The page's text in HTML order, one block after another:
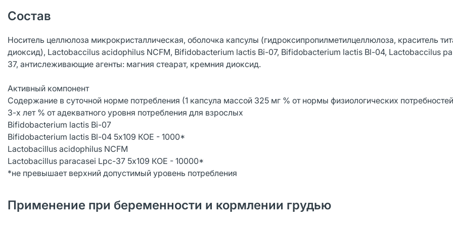
Состав
Носитель целлюлоза микрокристаллическая, оболочка капсулы (гидроксипропилметилцеллюлоза, краситель
диоксид), Lactobaccilus acidophilus NCFM, Bifidobacterium lactis Bi-07, Bifidobacterium lactis Bl-04, Lactobaccilus
37, антислеживающие агенты: магния стеарат, кремния диоксид.
Активный компонент
Содержание в суточной норме потребления (1 капсула массой 325 мг % от нормы физиологических
3-х лет % от адекватного уровня потребления для взрослых
Bifidobacterium lactis Bi-07
Bifidobacterium lactis Bl-04 5х109 КОЕ - 1000*
Lactobacillus acidophilus NCFM
Lactobacillus paracasei Lpc-37 5х109 КОЕ - 10000*
*не превышает верхний допустимый уровень потребления
Применение при беременности и кормлении грудью